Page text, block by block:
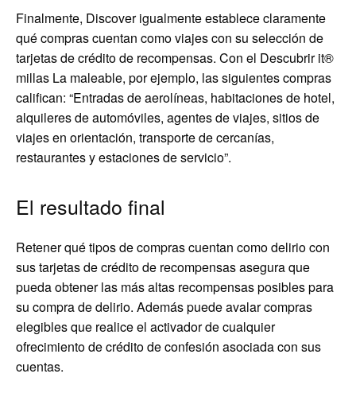
Finalmente, Discover igualmente establece claramente
qué compras cuentan como viajes con su selección de
tarjetas de crédito de recompensas. Con el Descubrir it®
millas La maleable, por ejemplo, las siguientes compras
califican: “Entradas de aerolíneas, habitaciones de hotel,
alquileres de automóviles, agentes de viajes, sitios de
viajes en orientación, transporte de cercanías,
restaurantes y estaciones de servicio”.
El resultado final
Retener qué tipos de compras cuentan como delirio con
sus tarjetas de crédito de recompensas asegura que
pueda obtener las más altas recompensas posibles para
su compra de delirio. Además puede avalar compras
elegibles que realice el activador de cualquier
ofrecimiento de crédito de confesión asociada con sus
cuentas.